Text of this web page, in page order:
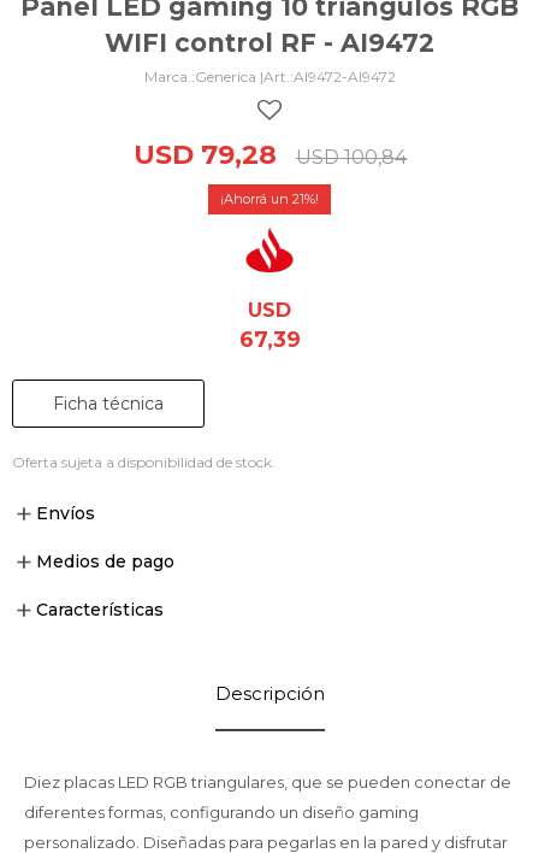
Panel LED gaming 10 triángulos RGB
WIFI control RF - AI9472
Generica | AI9472-AI9472
USD 79,28 USD 100,84
21
USD
67,39
Ficha técnica
Oferta sujeta a disponibilidad de stock.
Envíos
Medios de pago
Características
Descripción
Diez placas LED RGB triangulares, que se pueden conectar de
diferentes formas, configurando un diseño gaming
personalizado. Diseñadas para pegarlas en la pared y disfrutar